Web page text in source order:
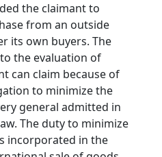
the claimant to
from an outside
its own buyers. The
the evaluation of
can claim because of
to minimize the
general admitted in
The duty to minimize
incorporated in the